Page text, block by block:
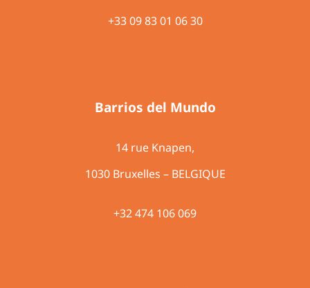
+33 09 83 01 06 30
Barrios del Mundo
14 rue Knapen,
1030 Bruxelles – BELGIQUE
+32 474 106 069